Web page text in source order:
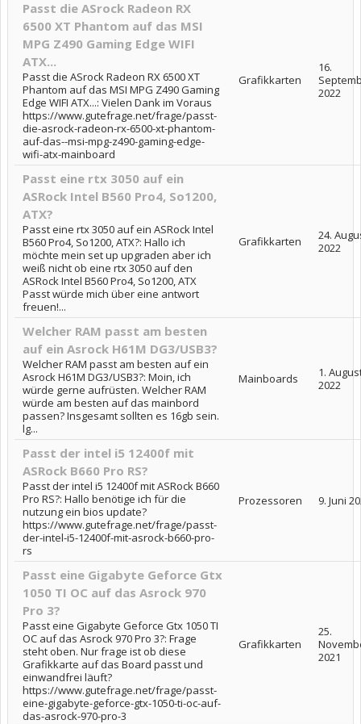
Passt die ASrock Radeon RX
6500 XT Phantom auf das MSI
MPG Z490 Gaming Edge WIFI
ATX...
Passt die ASrock Radeon RX 6500 XT
Phantom auf das MSI MPG Z490 Gaming
Edge WIFI ATX...: Vielen Dank im Voraus
https://www.gutefrage.net/frage/passt-
die-asrock-radeon-rx-6500-xt-phantom-
auf-das--msi-mpg-z490-gaming-edge-
wifi-atx-mainboard
Grafikkarten
16.
2022
Passt eine rtx 3050 auf ein
ASRock Intel B560 Pro4, So1200,
ATX?
Passt eine rtx 3050 auf ein ASRock Intel
B560 Pro4, So1200, ATX?: Hallo ich
möchte mein set up upgraden aber ich
weiß nicht ob eine rtx 3050 auf den
ASRock Intel B560 Pro4, So1200, ATX
Passt würde mich über eine antwort
freuen!...
Grafikkarten
24.
2022
Welcher RAM passt am besten
auf ein Asrock H61M DG3/USB3?
Welcher RAM passt am besten auf ein
Asrock H61M DG3/USB3?: Moin, ich
würde gerne aufrüsten. Welcher RAM
würde am besten auf das mainbord
passen? Insgesamt sollten es 16gb sein.
lg...
Mainboards
1.
2022
Passt der intel i5 12400f mit
ASRock B660 Pro RS?
Passt der intel i5 12400f mit ASRock B660
Pro RS?: Hallo benötige ich für die
nutzung ein bios update?
https://www.gutefrage.net/frage/passt-
der-intel-i5-12400f-mit-asrock-b660-pro-
rs
Prozessoren 9. Juni
Passt eine Gigabyte Geforce Gtx
1050 TI OC auf das Asrock 970
Pro 3?
Passt eine Gigabyte Geforce Gtx 1050 TI
OC auf das Asrock 970 Pro 3?: Frage
steht oben. Nur frage ist ob diese
Grafikkarte auf das Board passt und
einwandfrei läuft?
https://www.gutefrage.net/frage/passt-
eine-gigabyte-geforce-gtx-1050-ti-oc-auf-
das-asrock-970-pro-3
Grafikkarten
25.
2021